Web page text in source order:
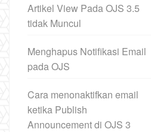
Artikel View Pada OJS 3.5
tidak Muncul
Menghapus Notifikasi Email
pada OJS
Cara menonaktifkan email
ketika Publish
Announcement di OJS 3